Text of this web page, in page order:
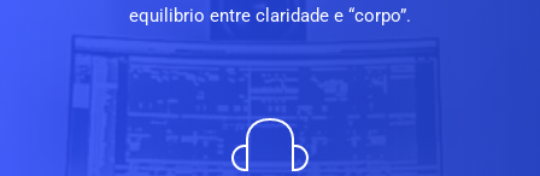
equilibrio entre claridade e “corpo”.